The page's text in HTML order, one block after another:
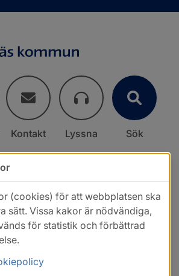
Kontakt Lyssna Sök
(cookies) för att webbplatsen ska
sätt. Vissa kakor är nödvändiga,
för statistik och förbättrad